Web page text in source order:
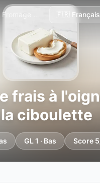
Fromage frais à l'oignon et à la ciboulette
frais à
ciboulette
GL 1 · Bas Score